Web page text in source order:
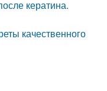
кератина.
качественного